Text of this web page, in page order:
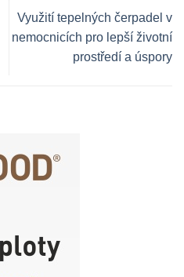
Využití tepelných čerpadel v
nemocnicích pro lepší životní
prostředí a úspory